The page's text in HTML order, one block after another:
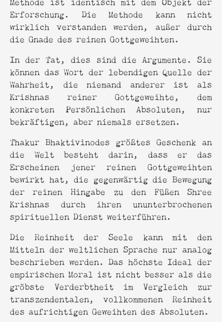
Erforschung. Die Methode kann nicht
wirklich verstanden werden, außer durch
die Gnade des reinen Gottgeweihten.
In der Tat, dies sind die Argumente. Sie
können das Wort der lebendigen Quelle der
Wahrheit, die niemand anderer ist als
Krishnas reiner Gottgeweihte, dem
konkreten Persönlichen Absoluten, nur
bekräftigen, aber niemals ersetzen.
Thakur Bhaktivinodes größtes Geschenk an
die Welt besteht darin, dass er das
Erscheinen jener reinen Gottgeweihten
bewirkt hat, die gegenwärtig die Bewegung
der reinen Hingabe zu den Füßen Shree
Krishnas durch ihren ununterbrochenen
spirituellen Dienst weiterführen.
Die Reinheit der Seele kann mit den
Mitteln der weltlichen Sprache nur analog
beschrieben werden. Das höchste Ideal der
empirischen Moral ist nicht besser als die
gröbste Verderbtheit im Vergleich zur
transzendentalen, vollkommenen Reinheit
des aufrichtigen Geweihten des Absoluten.